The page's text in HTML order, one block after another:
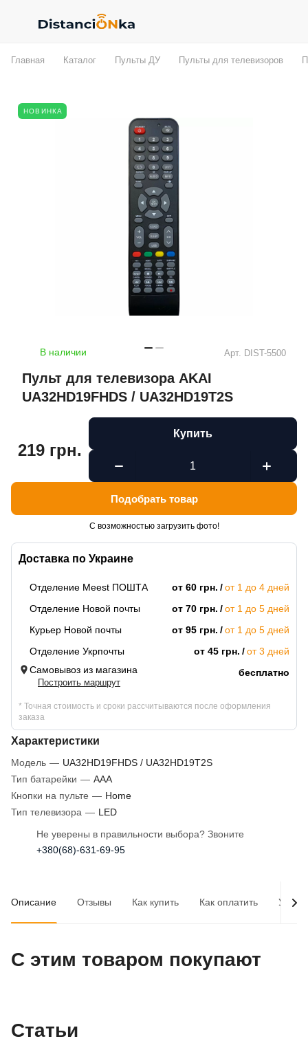
Главная Каталог Пульты ДУ Пульты для телевизоров
НОВИНКА
В наличии Арт. DIST-5500
Пульт для телевизора AKAI
UA32HD19FHDS / UA32HD19T2S
Доставка по Украине
Отделение Meest ПОШТА от 60 грн.
от 1 до 4 дней
Отделение Новой почты
от 70 грн.
от 1 до 5 дней
Курьер Новой почты
от 95 грн.
от 1 до 5 дней
Отделение Укрпочты
от 45 грн.
от 3 дней
Самовывоз из магазина
Построить маршрут
бесплатно
* Точная стоимость и сроки рассчитываются после оформления
заказа
Характеристики
Модель — UA32HD19FHDS / UA32HD19T2S
Тип батарейки — AAA
Кнопки на пульте — Home
Тип телевизора — LED
219 грн.
Купить
Подобрать товар
С возможностью загрузить фото!
Не уверены в правильности выбора? Звоните
+380(68)-631-69-95
Описание Отзывы Как купить Как оплатить
С этим товаром покупают
Статьи